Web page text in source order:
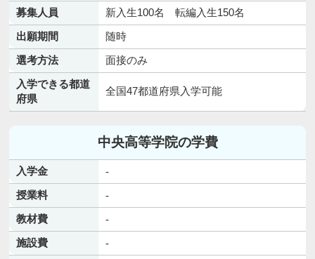
募集人員
新入生100名 転編入生150名
出願期間
随時
選考方法
面接のみ
入学できる都道
府県
全国47都道府県入学可能
中央高等学院の学費
入学金
-
授業料
-
教材費
-
施設費
-